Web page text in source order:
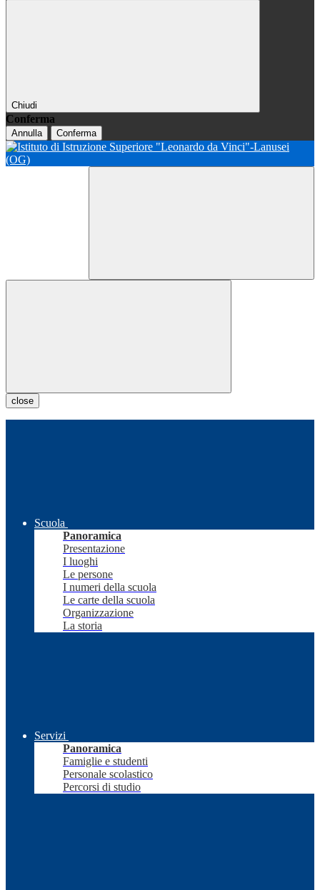
Chiudi
Conferma
Annulla Conferma
close
Scuola
Panoramica
Presentazione
I luoghi
Le persone
I numeri della scuola
Le carte della scuola
Organizzazione
La storia
Servizi
Panoramica
Famiglie e studenti
Personale scolastico
Percorsi di studio